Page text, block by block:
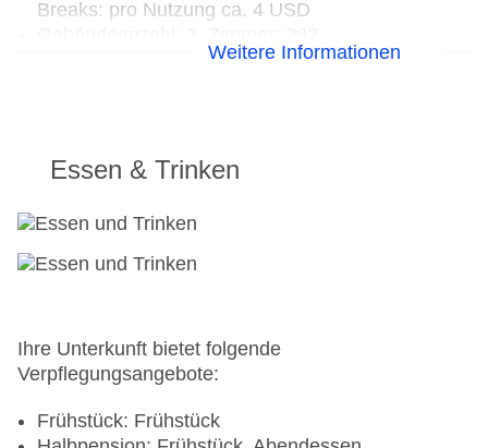
Breaks: pro Nutzung ca. 4 USD
Landeskategorie: 5 SterneWeitere Informationen
Essen & Trinken
Ihre Unterkunft bietet folgende
Verpflegungsangebote:
Frühstück: Frühstück